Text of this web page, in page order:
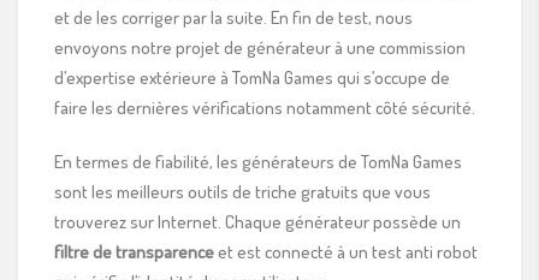
et de les corriger par la suite. En fin de test, nous
envoyons notre projet de générateur à une commission
d’expertise extérieure à TomNa Games qui s’occupe de
faire les dernières vérifications notamment côté sécurité.
En termes de fiabilité, les générateurs de TomNa Games
sont les meilleurs outils de triche gratuits que vous
trouverez sur Internet. Chaque générateur possède un
filtre de transparenceet est connecté à un test anti robot